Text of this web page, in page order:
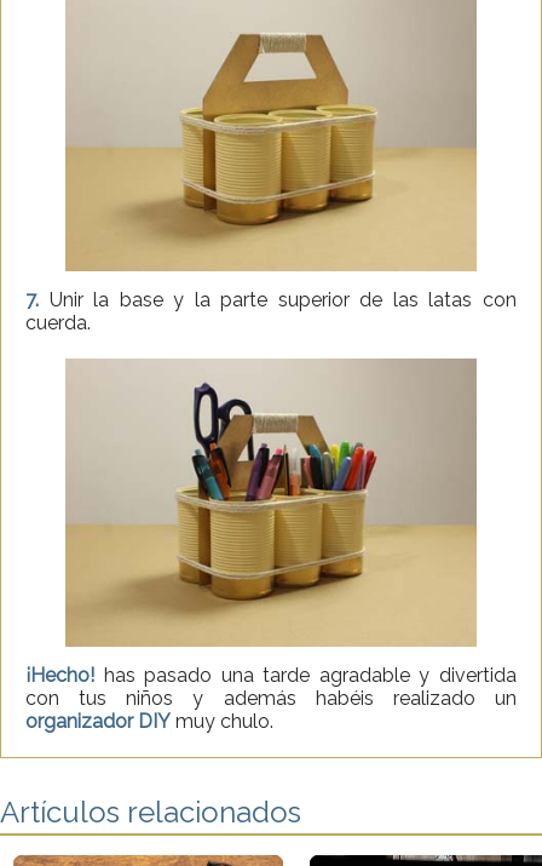
7. Unir la base y la parte superior de las latas con
cuerda.
¡Hecho! has pasado una tarde agradable y divertida
con tus niños y además habéis realizado un
organizador DIY muy chulo.
Artículos relacionados